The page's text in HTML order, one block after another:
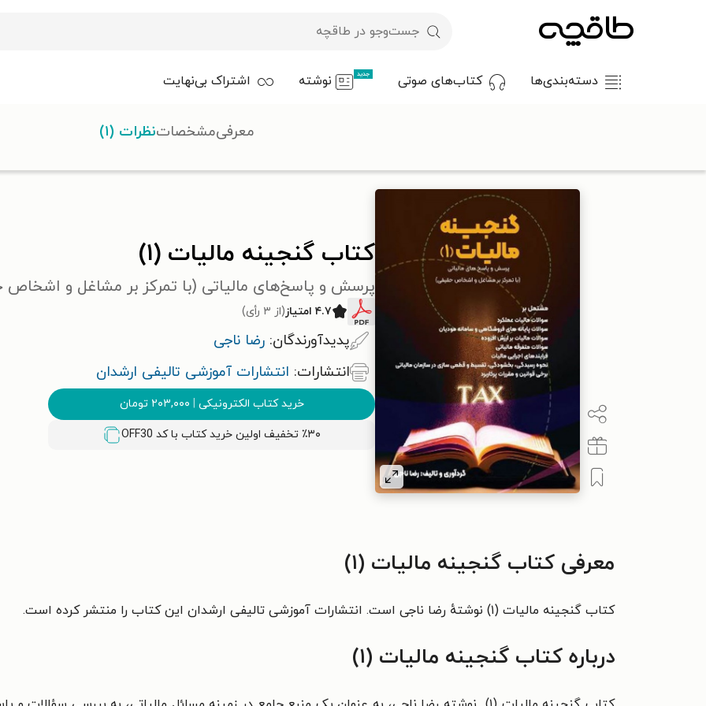
دسته‌بندی‌ها کتاب‌های صوتی جدید نوشته اشتراک بی‌نهایت
کتاب گنجینه مالیات (۱)
پرسش و پاسخ‌های مالیاتی (با تمرکز بر مشاغل و
۴.۷ امتیاز (از ۳ رأی)
پدیدآورندگان: رضا ناجی
انتشارات: انتشارات آموزشی تالیفی ارشدان
خرید کتاب الکترونیکی | ۲۰۳,۰۰۰ تومان
٪۳۰ تخفیف اولین خرید کتاب با کد OFF30
معرفیمشخصاتنظرات (۱)
معرفی کتاب گنجینه مالیات (۱)
کتاب گنجینه مالیات (۱) نوشتهٔ رضا ناجی است. انتشارات آموزشی تالیفی ارشدان این کتاب را منتشر کرده است.
درباره کتاب گنجینه مالیات (۱)